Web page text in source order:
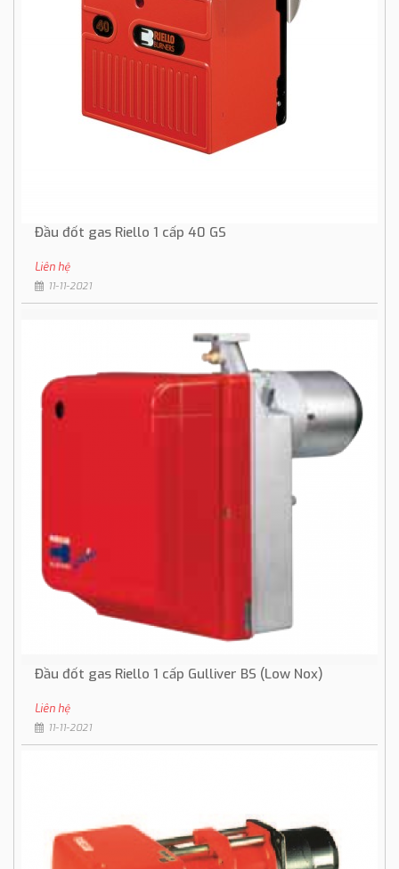
Đầu đốt gas Riello 1 cấp 40 GS
Liên hệ
11-11-2021
Đầu đốt gas Riello 1 cấp Gulliver BS (Low Nox)
Liên hệ
11-11-2021